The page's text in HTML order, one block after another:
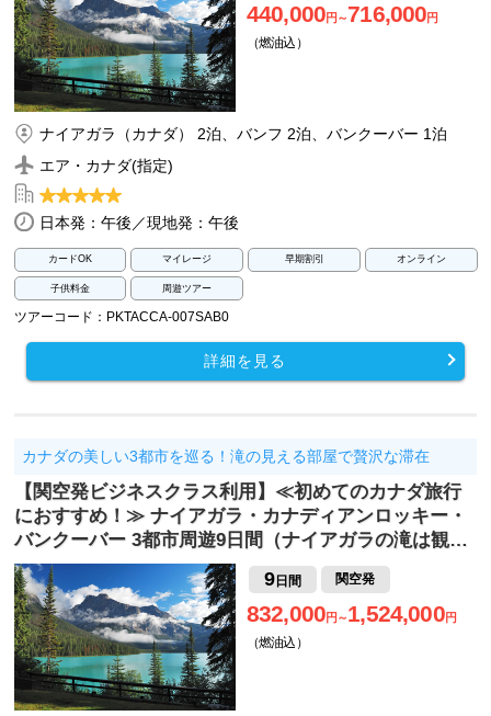
440,000円～716,000円
（燃油込）
ナイアガラ（カナダ） 2泊、バンフ 2泊、バンクーバー 1泊
エア・カナダ(指定)
日本発：午後／現地発：午後
カードOK マイレージ 早期割引 オンライン
子供料金 周遊ツアー
ツアーコード：PKTACCA-007SAB0
詳細を見る
カナダの美しい3都市を巡る！滝の見える部屋で贅沢な滞在
【関空発ビジネスクラス利用】≪初めてのカナダ旅行
におすすめ！≫ ナイアガラ・カナディアンロッキー・
バンクーバー 3都市周遊9日間（ナイアガラの滝は観…
9日間 関空発
832,000円～1,524,000円
（燃油込）